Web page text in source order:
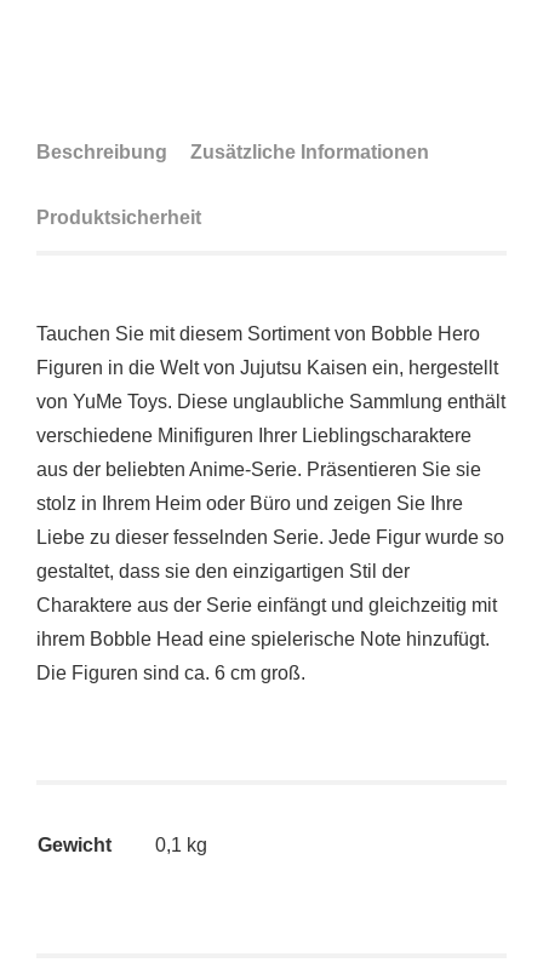
Beschreibung Zusätzliche Informationen
Produktsicherheit
Tauchen Sie mit diesem Sortiment von Bobble Hero
Figuren in die Welt von Jujutsu Kaisen ein, hergestellt
von YuMe Toys. Diese unglaubliche Sammlung enthält
verschiedene Minifiguren Ihrer Lieblingscharaktere
aus der beliebten Anime-Serie. Präsentieren Sie sie
stolz in Ihrem Heim oder Büro und zeigen Sie Ihre
Liebe zu dieser fesselnden Serie. Jede Figur wurde so
gestaltet, dass sie den einzigartigen Stil der
Charaktere aus der Serie einfängt und gleichzeitig mit
ihrem Bobble Head eine spielerische Note hinzufügt.
Die Figuren sind ca. 6 cm groß.
Gewicht 0,1 kg